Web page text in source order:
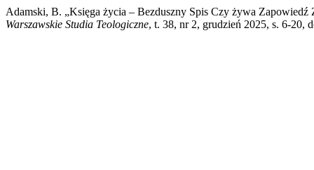
Adamski, B. „Księga życia – Bezduszny Spis Czy żywa
Warszawskie Studia Teologiczne, t. 38, nr 2, grudzień 2025, s. 6-20,